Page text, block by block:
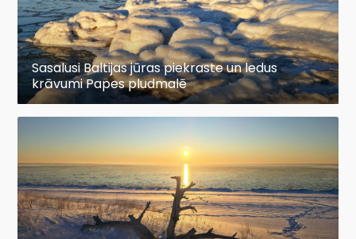
Sasalusi Baltijas jūras piekraste un ledus
krāvumi Papes pludmalē